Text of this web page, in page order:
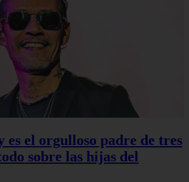
el orgulloso padre de tres
sobre las hijas del